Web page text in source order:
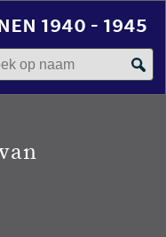
1940 - 1945